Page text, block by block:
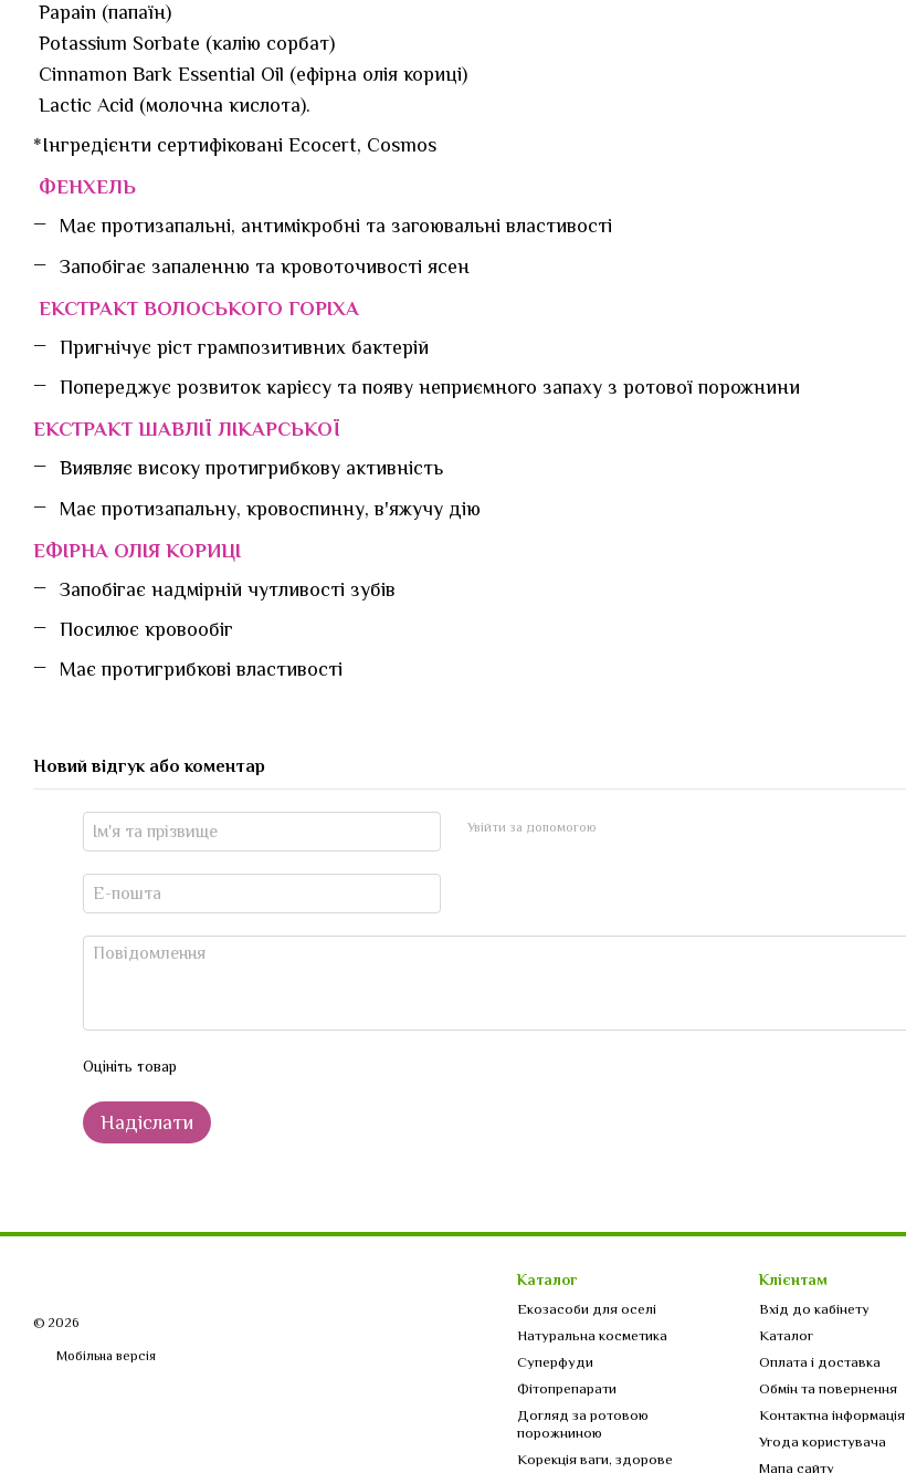
Papain (папаїн)
Potassium Sorbate (калію сорбат)
Cinnamon Bark Essential Oil (ефірна олія кориці)
Lactic Acid (молочна кислота).
*Інгредієнти сертифіковані Ecocert, Cosmos
ФЕНХЕЛЬ
Має протизапальні, антимікробні та загоювальні властивості
Запобігає запаленню та кровоточивості ясен
ЕКСТРАКТ ВОЛОСЬКОГО ГОРІХА
Пригнічує ріст грампозитивних бактерій
Попереджує розвиток карієсу та появу неприємного запаху з ротової порожнини
ЕКСТРАКТ ШАВЛІЇ ЛІКАРСЬКОЇ
Виявляє високу протигрибкову активність
Має протизапальну, кровоспинну, в'яжучу дію
ЕФІРНА ОЛІЯ КОРИЦІ
Запобігає надмірній чутливості зубів
Посилює кровообіг
Має протигрибкові властивості
Новий відгук або коментар
Увійти за допомогою
Оцініть товар
Надіслати
© 2026
Мобільна версія
Каталог
Екозасоби для оселі
Натуральна косметика
Суперфуди
Фітопрепарати
Догляд за ротовою
порожниною
Корекція ваги, здорове
Клієнтам
Вхід до кабінету
Каталог
Оплата і доставка
Обмін та повернення
Контактна інформація
Угода користувача
Мапа сайту